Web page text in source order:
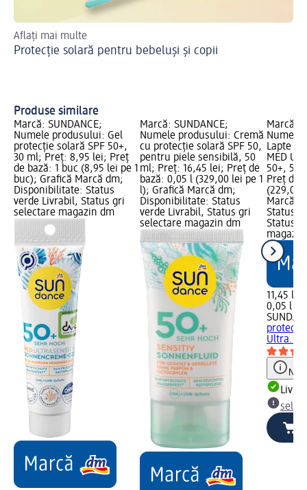
Aflați mai multe
Protecție solară pentru bebeluși și copii
Produse similare
Marcă: SUNDANCE;
Numele produsului: Gel
protecție solară SPF 50+,
30 ml; Preț: 8,95 lei; Preț
de bază: 1 buc (8,95 lei pe 1
buc); Grafică Marcă dm;
Disponibilitate: Status
verde Livrabil, Status gri
selectare magazin dm
Marcă: SUNDANCE;
Numele produsului: Cremă
cu protecție solară SPF 50,
pentru piele sensibilă, 50
ml; Preț: 16,45 lei; Preț de
bază: 0,05 l (329,00 lei pe 1
l); Grafică Marcă dm;
Disponibilitate: Status
verde Livrabil, Status gri
selectare magazin dm
Marcă:
Numele
Lapte
MED
50+, 50
Preț de
(229,00
Marcă
Status
Status
11,45 lei
0,05 l
Ultra...,
Notă